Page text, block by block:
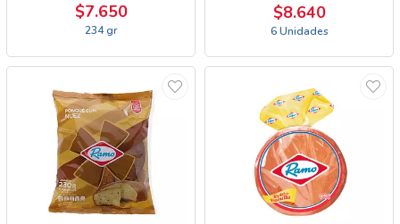
$7.650
234 gr
$8.640
6 Unidades